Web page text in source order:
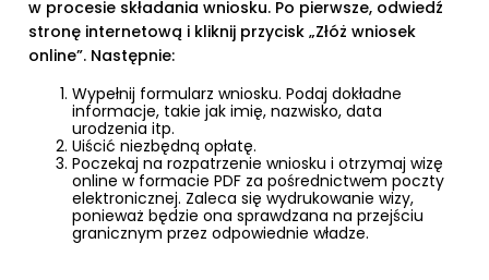
w procesie składania wniosku. Po pierwsze, odwiedź
stronę internetową i kliknij przycisk „Złóż wniosek
online”. Następnie:
Wypełnij formularz wniosku. Podaj dokładne
informacje, takie jak imię, nazwisko, data
urodzenia itp.
Uiścić niezbędną opłatę.
Poczekaj na rozpatrzenie wniosku i otrzymaj wizę
online w formacie PDF za pośrednictwem poczty
elektronicznej. Zaleca się wydrukowanie wizy,
ponieważ będzie ona sprawdzana na przejściu
granicznym przez odpowiednie władze.